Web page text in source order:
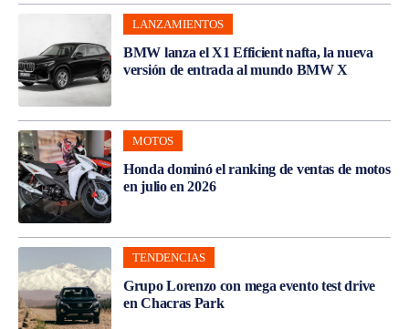
LANZAMIENTOS
BMW lanza el X1 Efficient nafta, la nueva
versión de entrada al mundo BMW X
MOTOS
Honda dominó el ranking de ventas de motos
en julio en 2026
TENDENCIAS
Grupo Lorenzo con mega evento test drive
en Chacras Park